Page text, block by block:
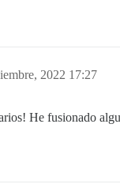
2022 17:27
He fusionado